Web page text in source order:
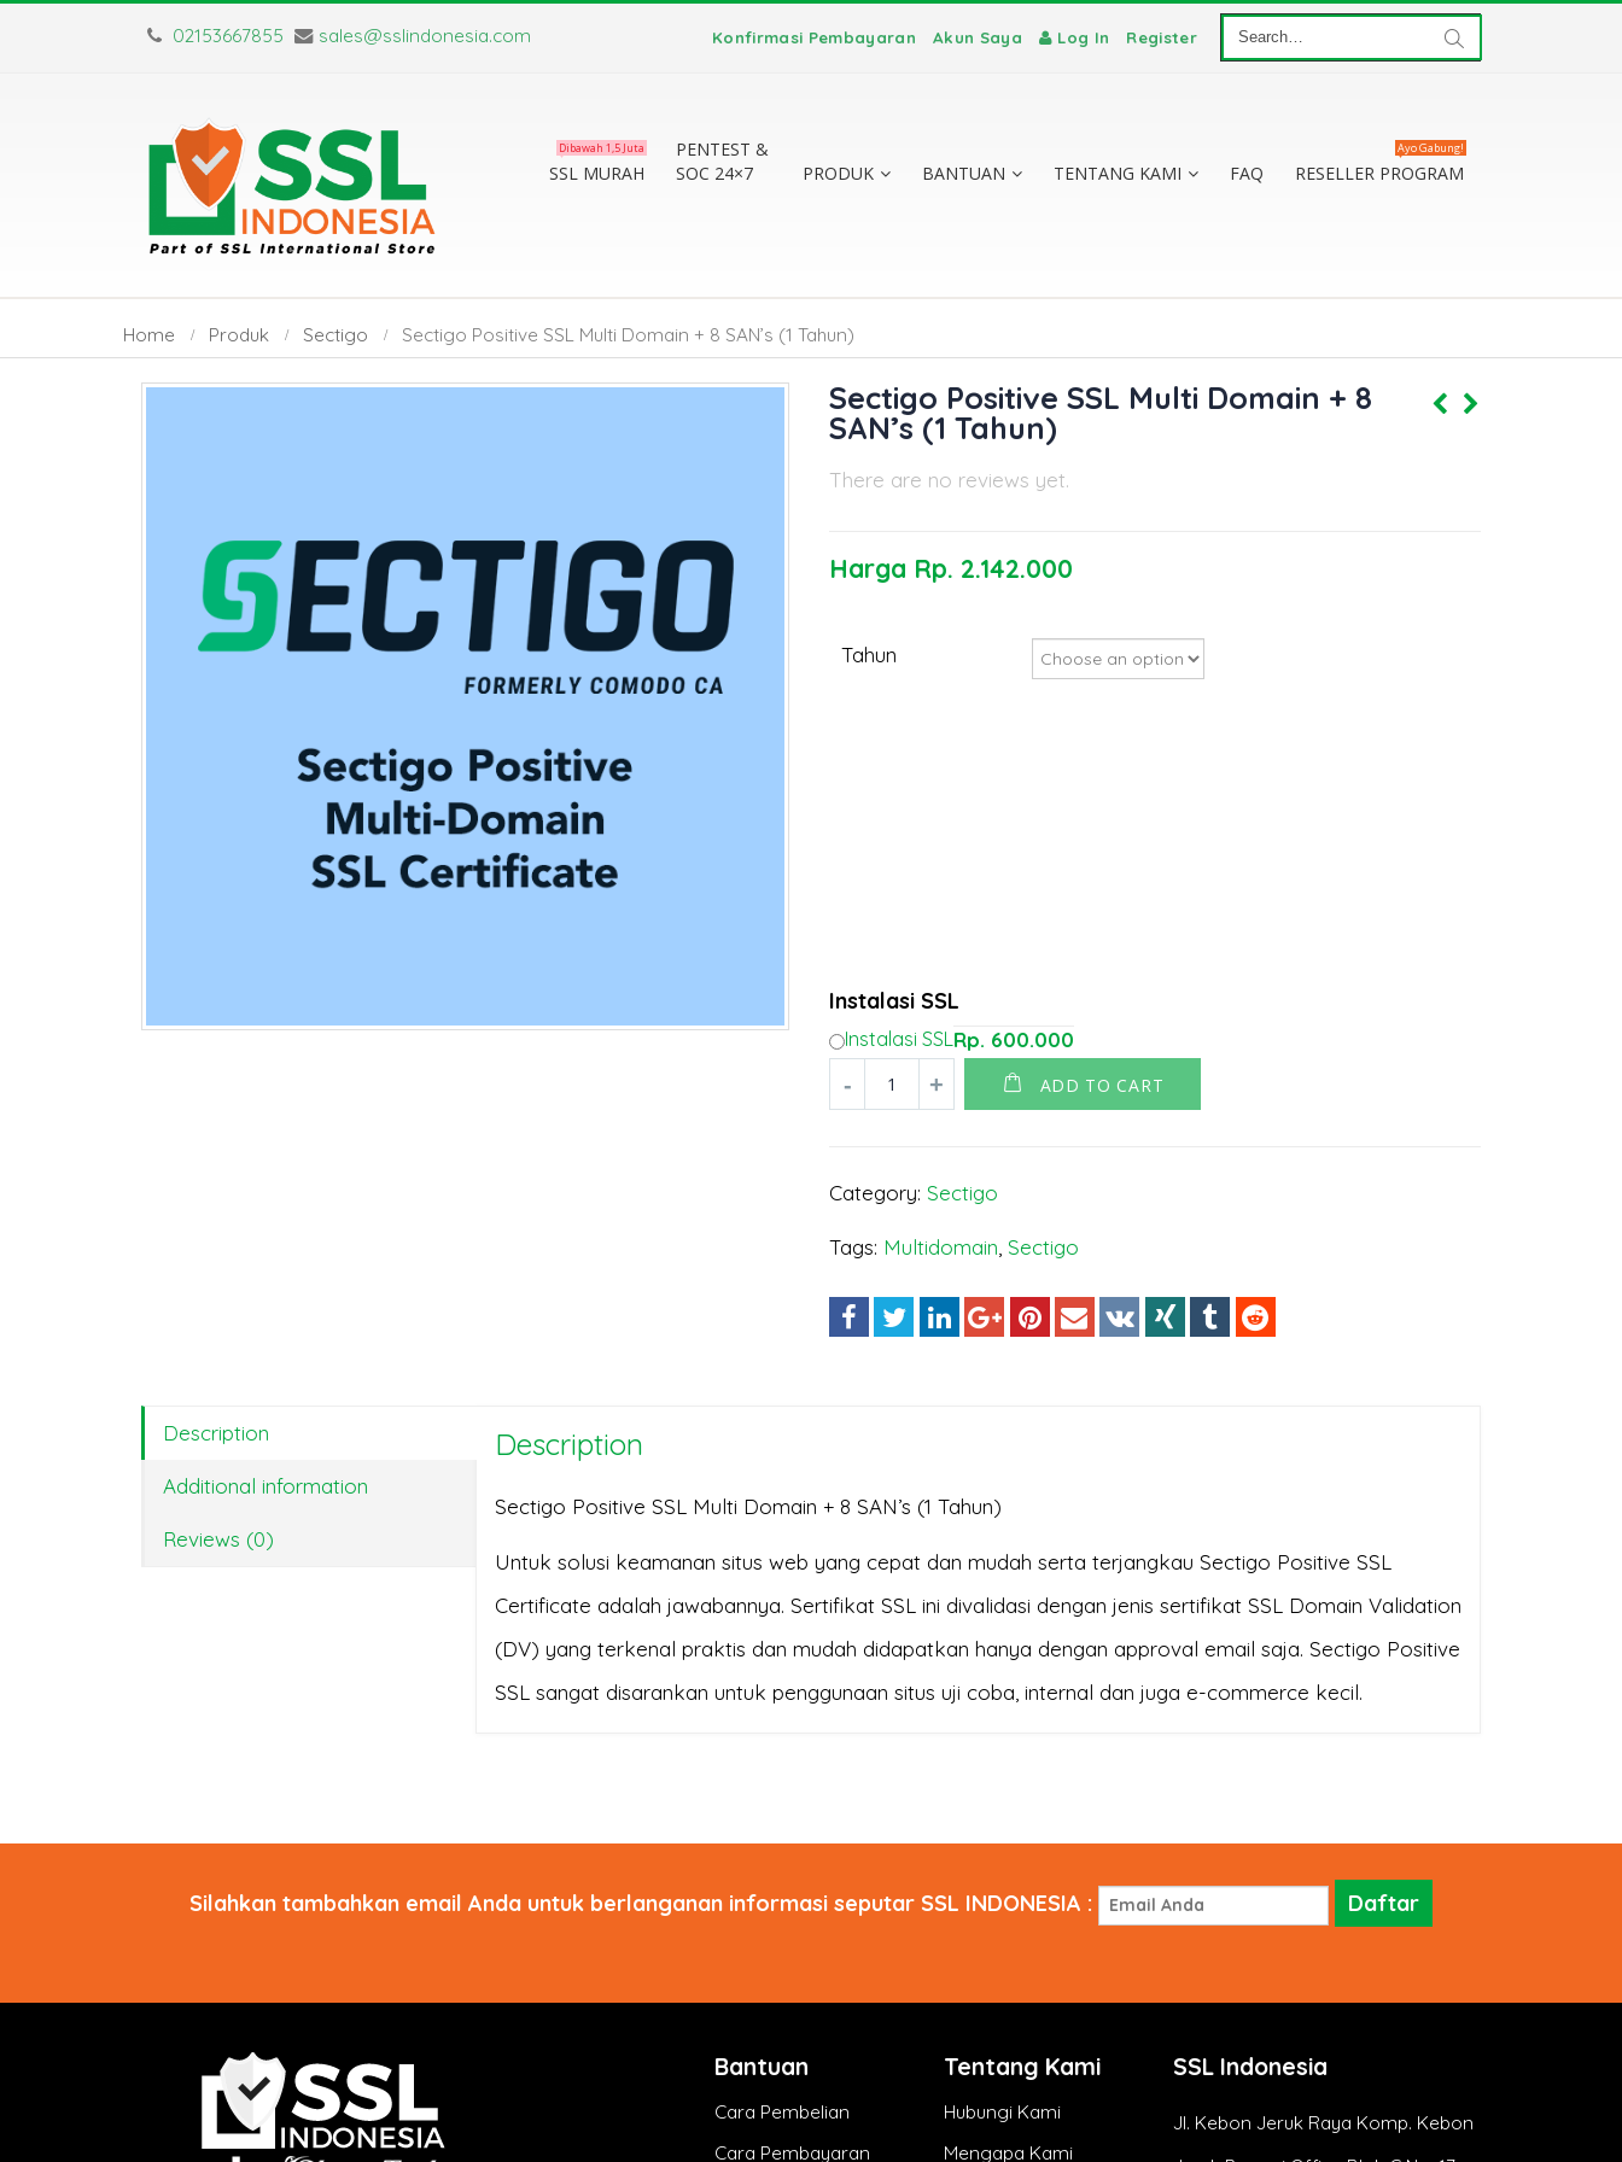
02153667855 sales@sslindonesia.com Konfirmasi Pembayaran Akun Saya Log In Register
SSL MURAH
Dibawah 1,5 Juta
PENTEST &
SOC 24×7
PRODUK BANTUAN TENTANG KAMI FAQ RESELLER PROGRAM
Ayo Gabung!
Home Produk Sectigo Sectigo Positive SSL Multi Domain + 8 SAN’s (1 Tahun)
Sectigo Positive SSL Multi Domain + 8
SAN’s (1 Tahun)
There are no reviews yet.
Harga Rp. 2.142.000
Tahun
Instalasi SSL
Instalasi SSLRp. 600.000
ADD TO CART
Category: Sectigo
Tags: Multidomain Sectigo
Description
Additional information
Reviews (0)
Description
Sectigo Positive SSL Multi Domain + 8 SAN’s (1 Tahun)
Untuk solusi keamanan situs web yang cepat dan mudah serta terjangkau Sectigo Positive SSL
Certificate adalah jawabannya. Sertifikat SSL ini divalidasi dengan jenis sertifikat SSL Domain Validation
(DV) yang terkenal praktis dan mudah didapatkan hanya dengan approval email saja. Sectigo Positive
SSL sangat disarankan untuk penggunaan situs uji coba, internal dan juga e-commerce kecil.
Silahkan tambahkan email Anda untuk berlanganan informasi seputar SSL INDONESIA :
Bantuan
Cara Pembelian
Cara Pembayaran
Tentang Kami
Hubungi Kami
Mengapa Kami
SSL Indonesia
Jl. Kebon Jeruk Raya Komp. Kebon